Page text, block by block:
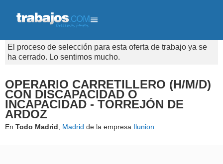
El proceso de selección para esta oferta de trabajo ya se
ha cerrado. Lo sentimos mucho.
OPERARIO CARRETILLERO (H/M/D)
CON DISCAPACIDAD O
INCAPACIDAD - TORREJÓN DE
ARDOZ
En Todo Madrid Madrid de la empresa Ilunion